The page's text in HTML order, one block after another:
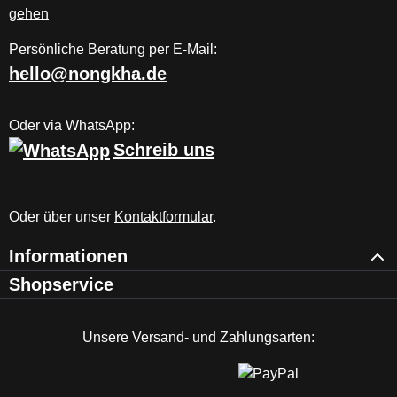
Persönliche Beratung per E-Mail:
hello@nongkha.de
Oder via WhatsApp:
Schreib uns
Oder über unser Kontaktformular.
Informationen
Shopservice
Unsere Versand- und Zahlungsarten: